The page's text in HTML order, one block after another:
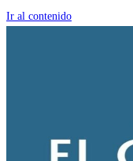
Ir al contenido